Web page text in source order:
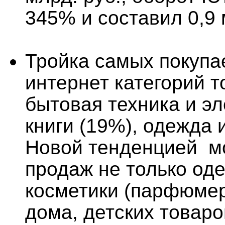
345% и составил 0,9
Тройка самых
интернет категорий
бытовая техника и
книги (19%), одежда
Новой тенденцией
продаж не только
косметики
дома, детских